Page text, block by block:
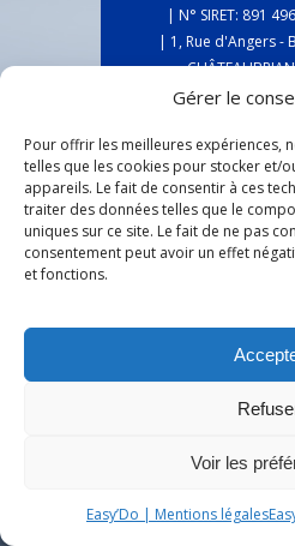
Gérer le
Pour offrir les meilleures expériences,
telles que les cookies pour stocker et/
appareils. Le fait de consentir à ces
traiter des données telles que le
uniques sur ce site. Le fait de ne pas
consentement peut avoir un effet
et fonctions.
Voir les
Easy’Do | Mentions légales
| N° SIRET: 891
| 1, Rue d'Angers -
| ORIAS : 20009503 -
| Assurances
Assurances ©
|